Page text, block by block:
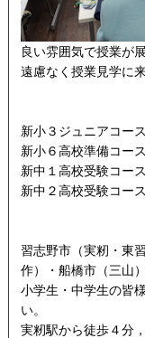
良い雰囲気で授業が
遠慮なく授業見学に
新小３ジュニアコー
新小６高校準備コー
新中１高校受験コー
新中２高校受験コー
習志野市（実籾・東
作）・船橋市（三山
小学生・中学生の皆
い。
実籾駅から徒歩４分